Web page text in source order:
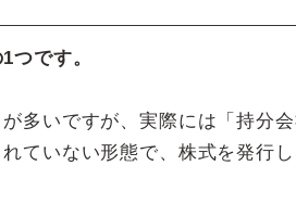
つです。
多いですが、実際には「持分
ていない形態で、株式を発行し